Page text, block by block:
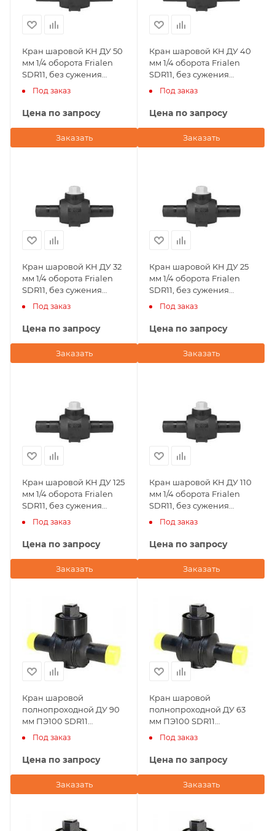
Кран шаровой KH ДУ 50
мм 1/4 оборота Frialen
SDR11, без сужения
условного прохода
Под заказ
Цена по запросу
Заказать
Кран шаровой KH ДУ 40
мм 1/4 оборота Frialen
SDR11, без сужения
условного прохода
Под заказ
Цена по запросу
Заказать
Кран шаровой KH ДУ 32
мм 1/4 оборота Frialen
SDR11, без сужения
условного прохода
Под заказ
Цена по запросу
Заказать
Кран шаровой KH ДУ 25
мм 1/4 оборота Frialen
SDR11, без сужения
условного прохода
Под заказ
Цена по запросу
Заказать
Кран шаровой KH ДУ 125
мм 1/4 оборота Frialen
SDR11, без сужения
условного прохода
Под заказ
Цена по запросу
Заказать
Кран шаровой KH ДУ 110
мм 1/4 оборота Frialen
SDR11, без сужения
условного прохода
Под заказ
Цена по запросу
Заказать
Кран шаровой
полнопроходной ДУ 90
мм ПЭ100 SDR11
Andronaco (Франция)
Под заказ
Цена по запросу
Заказать
Кран шаровой
полнопроходной ДУ 63
мм ПЭ100 SDR11
Andronaco (Франция)
Под заказ
Цена по запросу
Заказать